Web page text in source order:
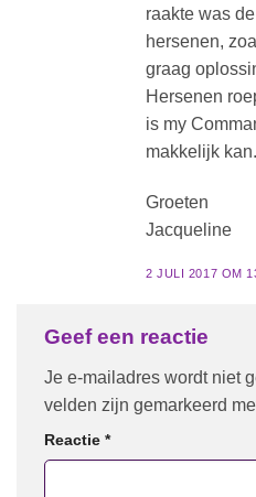
raakte was
hersenen,
graag
Hersenen
is my
makkelijk
Groeten
Jacqueline
2 JULI 2017 OM
Geef een reactie
Je e-mailadres wordt niet
velden zijn gemarkeerd
Reactie *